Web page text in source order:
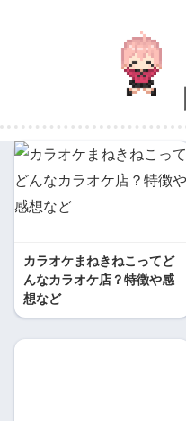
カラオケまねきねこってど
んなカラオケ店？特徴や感
想など